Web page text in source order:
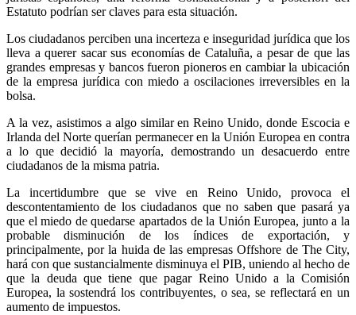
Estatuto podrían ser claves para esta situación.
Los ciudadanos perciben una incerteza e inseguridad jurídica que los
lleva a querer sacar sus economías de Cataluña, a pesar de que las
grandes empresas y bancos fueron pioneros en cambiar la ubicación
de la empresa jurídica con miedo a oscilaciones irreversibles en la
bolsa.
A la vez, asistimos a algo similar en Reino Unido, donde Escocia e
Irlanda del Norte querían permanecer en la Unión Europea en contra
a lo que decidió la mayoría, demostrando un desacuerdo entre
ciudadanos de la misma patria.
La incertidumbre que se vive en Reino Unido, provoca el
descontentamiento de los ciudadanos que no saben que pasará ya
que el miedo de quedarse apartados de la Unión Europea, junto a la
probable disminución de los índices de exportación, y
principalmente, por la huida de las empresas Offshore de The City,
hará con que sustancialmente disminuya el PIB, uniendo al hecho de
que la deuda que tiene que pagar Reino Unido a la Comisión
Europea, la sostendrá los contribuyentes, o sea, se reflectará en un
aumento de impuestos.